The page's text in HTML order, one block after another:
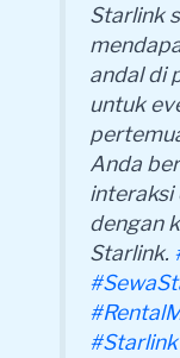
Starlink
andal di
untuk
Anda
interaksi
dengan
Starlink.